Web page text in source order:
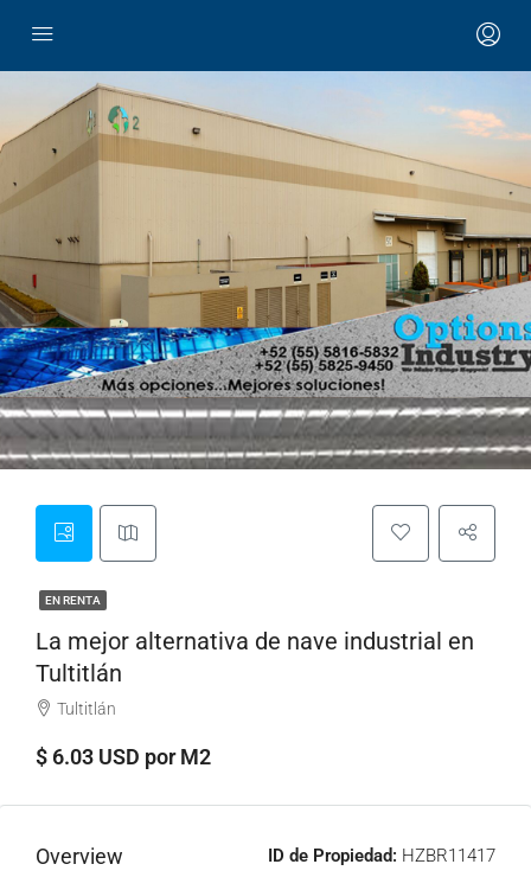
EN RENTA
La mejor alternativa de nave industrial en
Tultitlán
Tultitlán
$ 6.03 USD por M2
Overview ID de Propiedad: HZBR11417